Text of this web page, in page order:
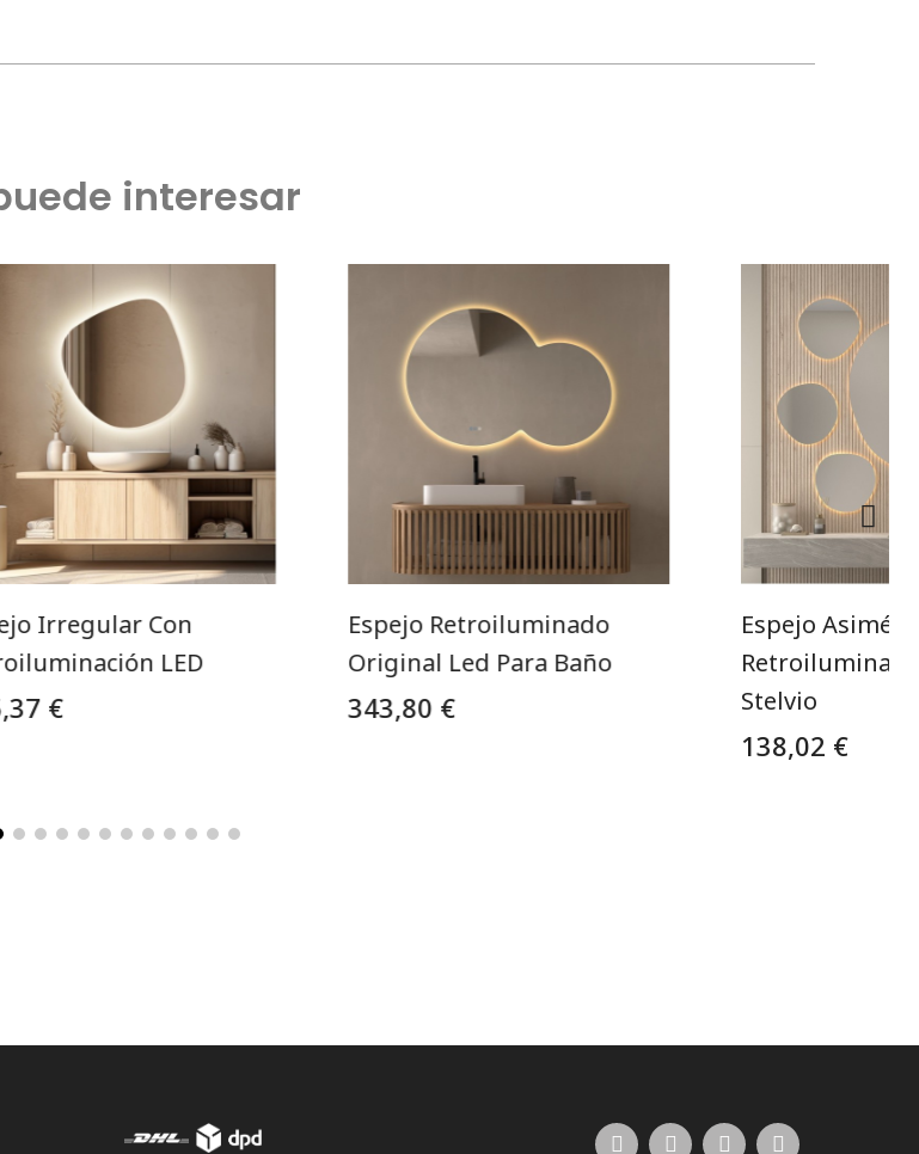
interesar
Irregular Con
LED
€
Espejo Retroiluminado
Original Led Para Baño
343,80 €
Espejo
Stelvio
138,02 €